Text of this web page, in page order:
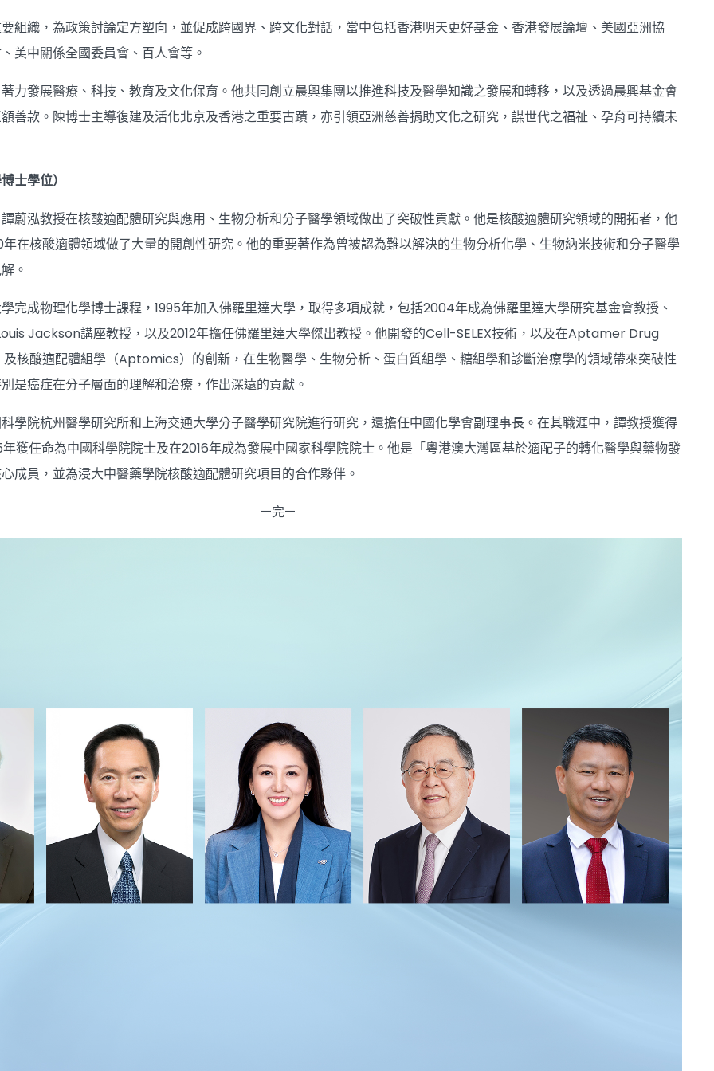
組織，為政策討論定方塑向，並促成跨國界、跨文化對話，當中包括香港明天更好基金、香港發展論壇、美國亞洲協
美中關係全國委員會、百人會等。
力發展醫療、科技、教育及文化保育。他共同創立晨興集團以推進科技及醫學知識之發展和轉移，以及透過晨興基金會
善款。陳博士主導復建及活化北京及香港之重要古蹟，亦引領亞洲慈善捐助文化之研究，謀世代之福祉、孕育可持續未
士學位）
蔚泓教授在核酸適配體研究與應用、生物分析和分子醫學領域做出了突破性貢獻。他是核酸適體研究領域的開拓者，他
在核酸適體領域做了大量的開創性研究。他的重要著作為曾被認為難以解決的生物分析化學、生物納米技術和分子醫學
。
完成物理化學博士課程，1995年加入佛羅里達大學，取得多項成就，包括2004年成為佛羅里達大學研究基金會教授、
Jackson講座教授，以及2012年擔任佛羅里達大學傑出教授。他開發的Cell-SELEX技術，以及在Aptamer Drug
核酸適配體組學（Aptomics）的創新，在生物醫學、生物分析、蛋白質組學、糖組學和診斷治療學的領域帶來突破性
是癌症在分子層面的理解和治療，作出深遠的貢獻。
學院杭州醫學研究所和上海交通大學分子醫學研究院進行研究，還擔任中國化學會副理事長。在其職涯中，譚教授獲得
獲任命為中國科學院院士及在2016年成為發展中國家科學院院士。他是「粵港澳大灣區基於適配子的轉化醫學與藥物發
成員，並為浸大中醫藥學院核酸適配體研究項目的合作夥伴。
—完—